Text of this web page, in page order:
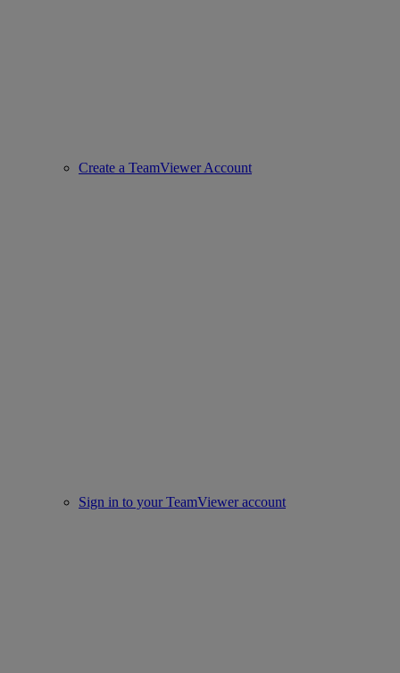
Create a TeamViewer Account
Sign in to your TeamViewer account